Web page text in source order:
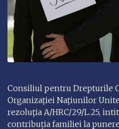
Consiliul pentru Drepturile
Organizației Națiunilor
rezoluția A/HRC/29/L.25,
contribuția familiei la